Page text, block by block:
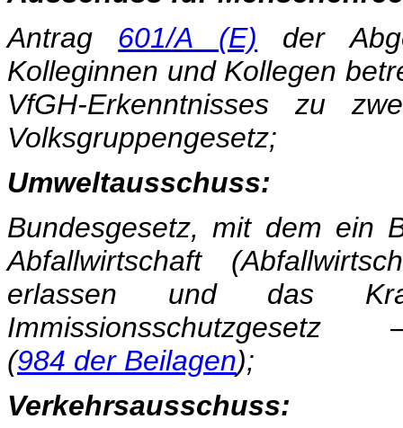
Antrag 601/A (E) der
Kolleginnen und Kollegen
VfGH-Erkenntnisses zu
Volksgruppengesetz;
Umweltausschuss:
Bundesgesetz, mit dem ein
Abfallwirtschaft
erlassen und das
(984 der Beilagen);
Verkehrsausschuss: